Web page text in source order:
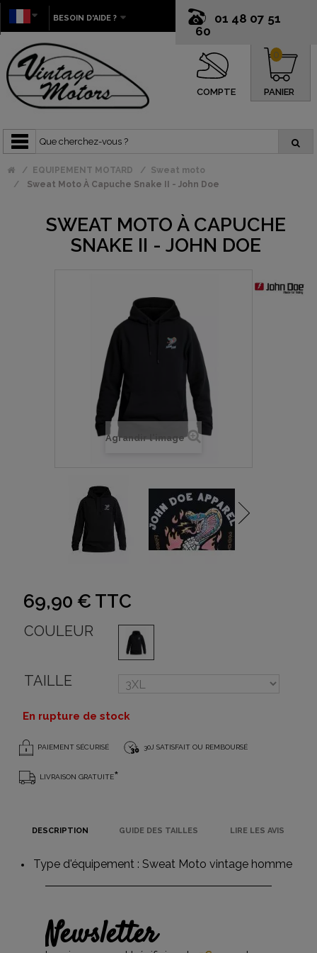
01 48 07 51
60
BESOIN D'AIDE ?
COMPTE PANIER
0
EQUIPEMENT MOTARD
Sweat moto
Sweat Moto À Capuche Snake II - John Doe
SWEAT MOTO À CAPUCHE
SNAKE II - JOHN DOE
Agrandir l'image
69,90 € TTC
COULEUR
TAILLE
En rupture de stock
PAIEMENT SÉCURISÉ 30J SATISFAIT OU REMBOURSÉ
LIVRAISON GRATUITE*
DESCRIPTION GUIDE DES TAILLES LIRE LES AVIS
Type d'équipement : Sweat Moto vintage homme
Newsletter